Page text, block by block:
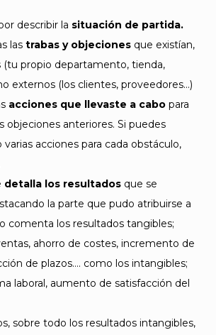
describir la situación de partida.
las trabas y objeciones que existían,
propio departamento, tienda,
externos (los clientes, proveedores…)
acciones que llevaste a cabo para
objeciones anteriores. Si puedes
varias acciones para cada obstáculo,
detalla los resultados que se
la parte que pudo atribuirse a
comenta los resultados tangibles;
ahorro de costes, incremento de
de plazos…. como los intangibles;
laboral, aumento de satisfacción del
sobre todo los resultados intangibles,